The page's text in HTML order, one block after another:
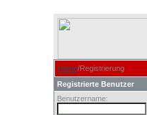
Home/Registrierung
Registrierte Benutzer
Benutzername: